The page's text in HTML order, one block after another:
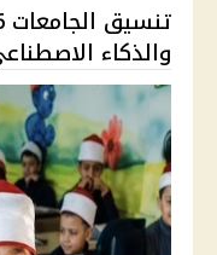
والذكاء